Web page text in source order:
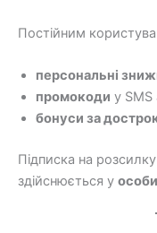
Постійним
персональні
промокоди у
бонуси за
Підписка на
здійснюється у